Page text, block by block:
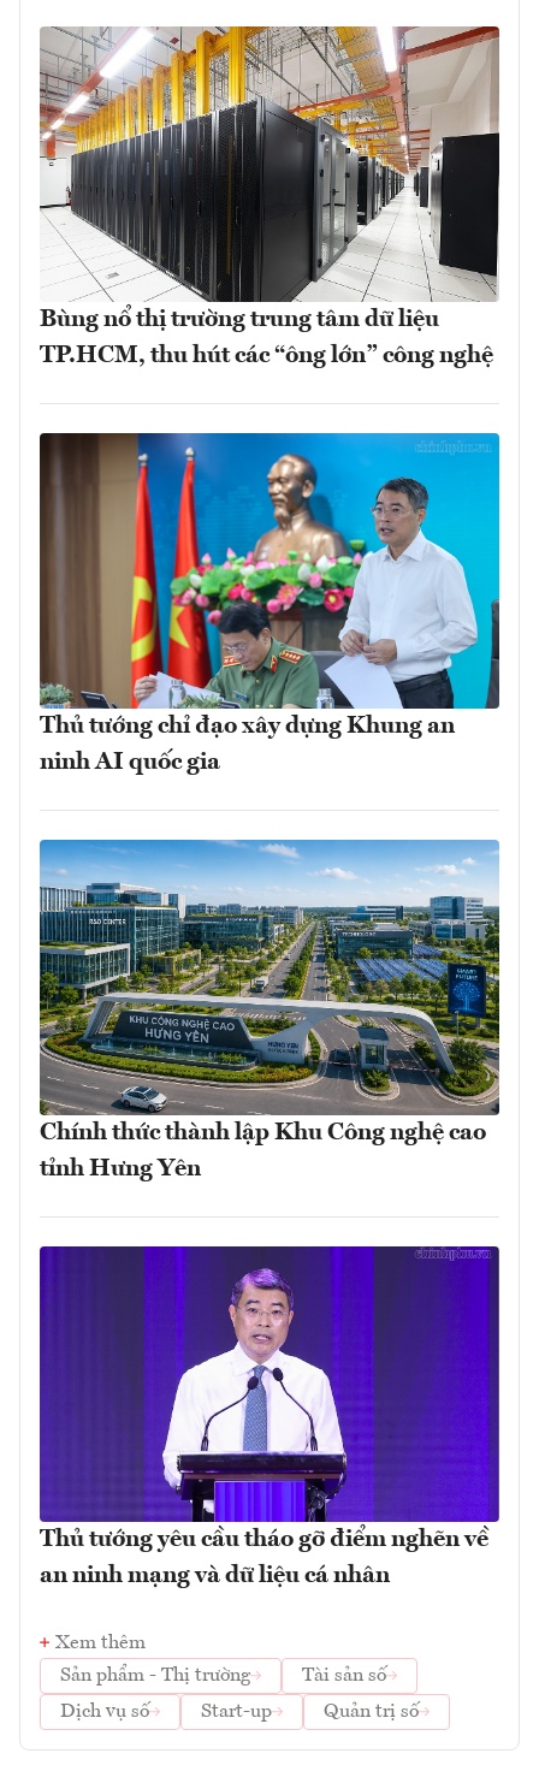
Bùng nổ thị trường trung tâm dữ liệu
TP.HCM, thu hút các “ông lớn” công nghệ
Thủ tướng chỉ đạo xây dựng Khung an
ninh AI quốc gia
Chính thức thành lập Khu Công nghệ cao
tỉnh Hưng Yên
Thủ tướng yêu cầu tháo gỡ điểm nghẽn về
an ninh mạng và dữ liệu cá nhân
Xem thêm
Sản phẩm - Thị trường
Tài sản số
Dịch vụ số
Start-up Quản trị số